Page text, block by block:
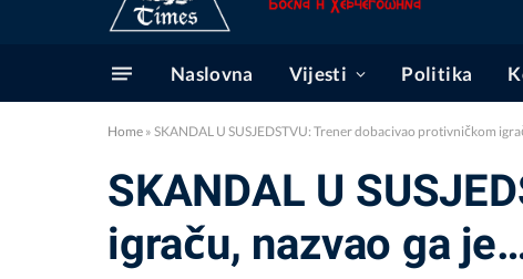
Naslovna Vijesti Politika
Home » SKANDAL U SUSJEDSTVU: Trener dobacivao protivničkom
SKANDAL U
igraču, nazvao ga